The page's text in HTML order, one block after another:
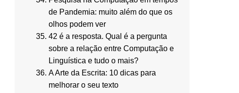
de Pandemia: muito além do que os
olhos podem ver
42 é a resposta. Qual é a pergunta
sobre a relação entre Computação e
Linguística e tudo o mais?
A Arte da Escrita: 10 dicas para
melhorar o seu texto